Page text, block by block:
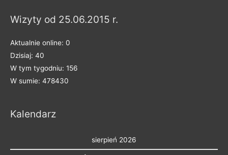
k
e
g
i
Wizyty od 25.06.2015 r.
Aktualnie online: 0
Dzisiaj: 40
W tym tygodniu: 156
W sumie: 478430
Kalendarz
sierpień 2026